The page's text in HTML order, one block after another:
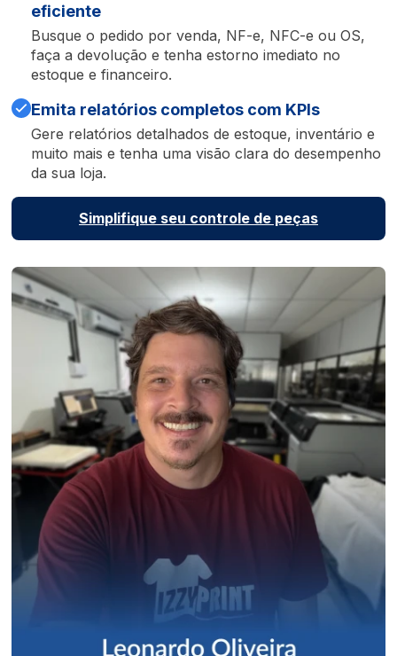
eficiente
Busque o pedido por venda, NF-e, NFC-e ou OS,
faça a devolução e tenha estorno imediato no
estoque e financeiro.
Emita relatórios completos com KPIs
Gere relatórios detalhados de estoque, inventário e
muito mais e tenha uma visão clara do desempenho
da sua loja.
Simplifique seu controle de peças